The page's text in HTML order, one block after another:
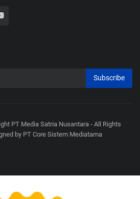
Subscribe
PT Media Satria Nusantara - All Rights
by PT Core Sistem Mediatama